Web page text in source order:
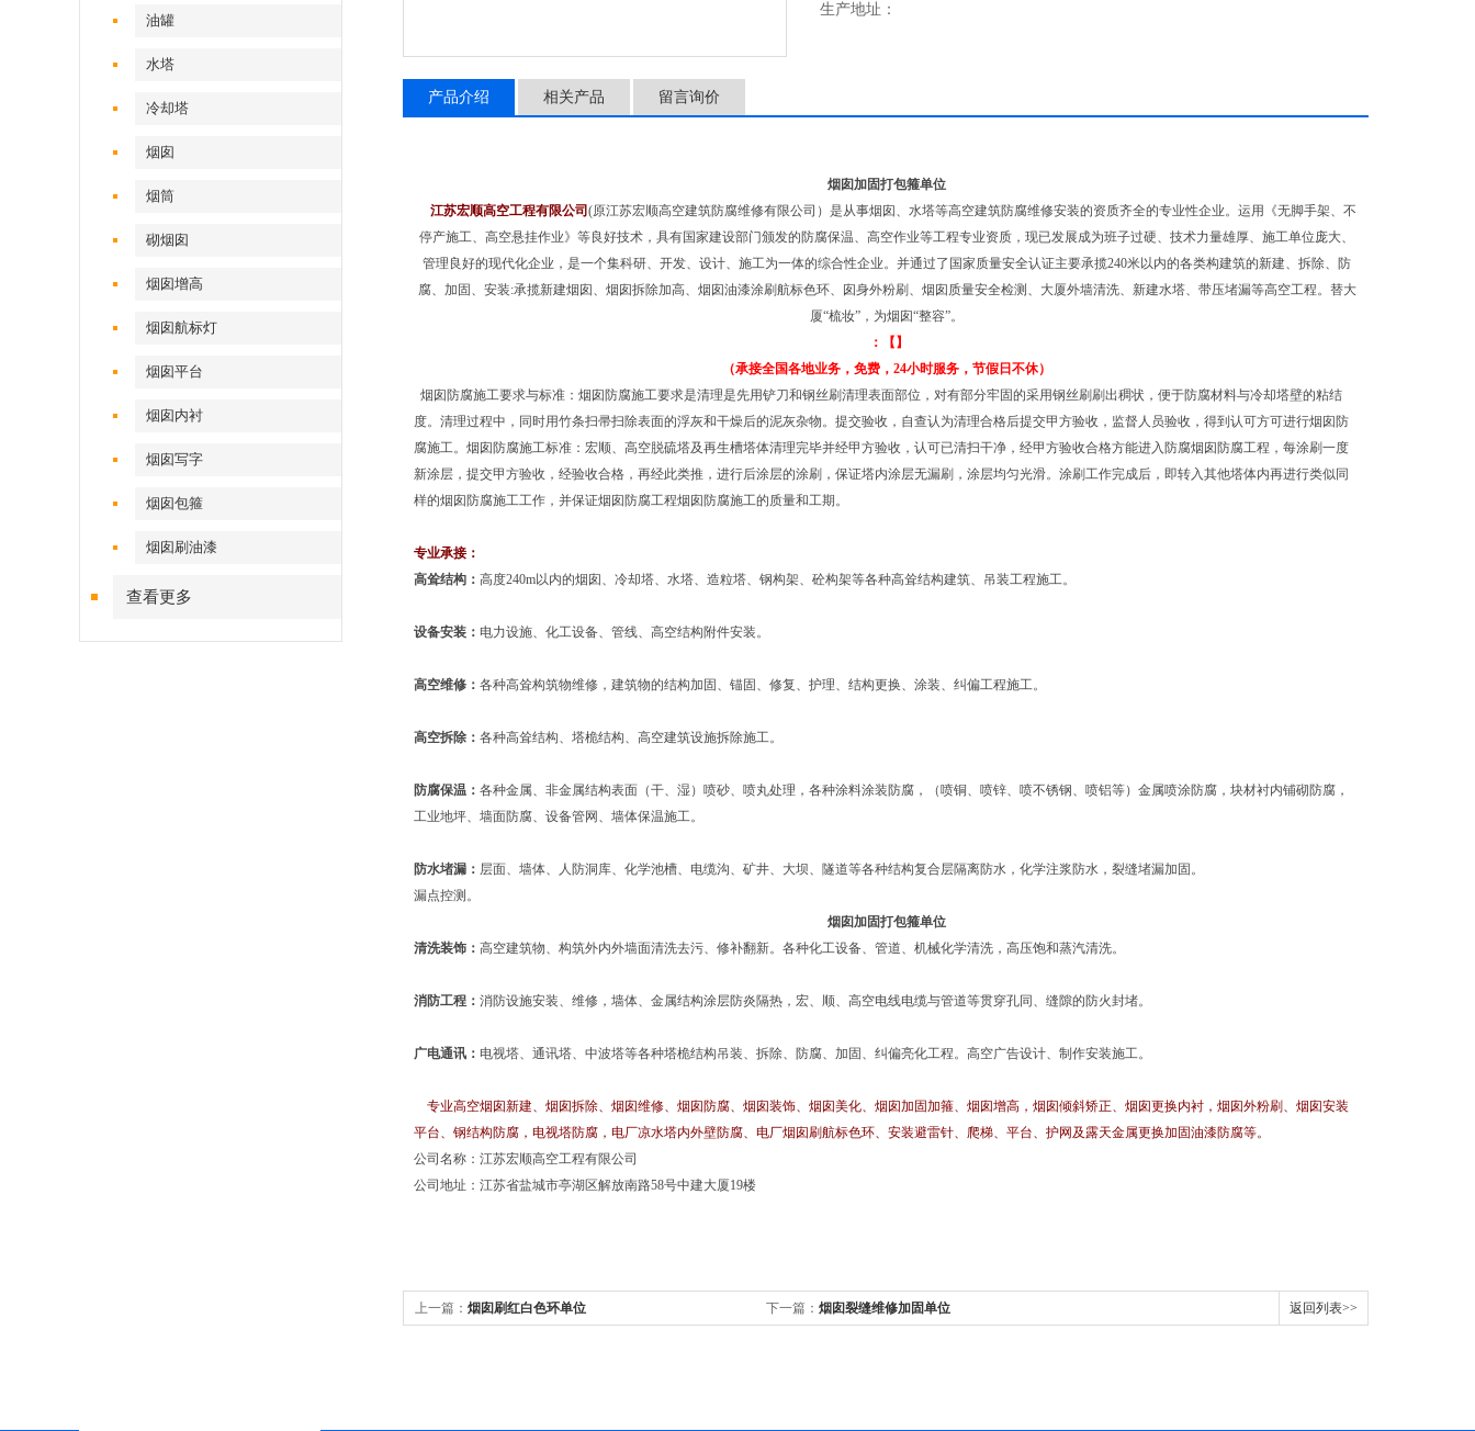
油罐
水塔
冷却塔
烟囱
烟筒
砌烟囱
烟囱增高
烟囱航标灯
烟囱平台
烟囱内衬
烟囱写字
烟囱包箍
烟囱刷油漆
查看更多
生产地址：
产品介绍 相关产品 留言询价
烟囱加固打包箍单位
江苏宏顺高空工程有限公司(原江苏宏顺高空建筑防腐维修有限公司）是从事烟囱、水塔等高空建筑防腐维修安装的资质齐全的专业性企业。运用《无脚手架、不
停产施工、高空悬挂作业》等良好技术，具有国家建设部门颁发的防腐保温、高空作业等工程专业资质，现已发展成为班子过硬、技术力量雄厚、施工单位庞大、
管理良好的现代化企业，是一个集科研、开发、设计、施工为一体的综合性企业。并通过了国家质量安全认证主要承揽240米以内的各类构建筑的新建、拆除、防
腐、加固、安装:承揽新建烟囱、烟囱拆除加高、烟囱油漆涂刷航标色环、囱身外粉刷、烟囱质量安全检测、大厦外墙清洗、新建水塔、带压堵漏等高空工程。替大
厦“梳妆”，为烟囱“整容”。
：【】
（承接全国各地业务，免费，24小时服务，节假日不休）
烟囱防腐施工要求与标准：烟囱防腐施工要求是清理是先用铲刀和钢丝刷清理表面部位，对有部分牢固的采用钢丝刷刷出稠状，便于防腐材料与冷却塔壁的粘结
度。清理过程中，同时用竹条扫帚扫除表面的浮灰和干燥后的泥灰杂物。提交验收，自查认为清理合格后提交甲方验收，监督人员验收，得到认可方可进行烟囱防
腐施工。烟囱防腐施工标准：宏顺、高空脱硫塔及再生槽塔体清理完毕并经甲方验收，认可已清扫干净，经甲方验收合格方能进入防腐烟囱防腐工程，每涂刷一度
新涂层，提交甲方验收，经验收合格，再经此类推，进行后涂层的涂刷，保证塔内涂层无漏刷，涂层均匀光滑。涂刷工作完成后，即转入其他塔体内再进行类似同
样的烟囱防腐施工工作，并保证烟囱防腐工程烟囱防腐施工的质量和工期。
专业承接：
高耸结构： 高度240m以内的烟囱、冷却塔、水塔、造粒塔、钢构架、砼构架等各种高耸结构建筑、吊装工程施工。
设备安装： 电力设施、化工设备、管线、高空结构附件安装。
高空维修： 各种高耸构筑物维修，建筑物的结构加固、锚固、修复、护理、结构更换、涂装、纠偏工程施工。
高空拆除： 各种高耸结构、塔桅结构、高空建筑设施拆除施工。
防腐保温： 各种金属、非金属结构表面（干、湿）喷砂、喷丸处理，各种涂料涂装防腐，（喷铜、喷锌、喷不锈钢、喷铝等）金属喷涂防腐，块材衬内铺砌防腐，
工业地坪、墙面防腐、设备管网、墙体保温施工。
防水堵漏： 层面、墙体、人防洞库、化学池槽、电缆沟、矿井、大坝、隧道等各种结构复合层隔离防水，化学注浆防水，裂缝堵漏加固。
漏点控测。
烟囱加固打包箍单位
清洗装饰： 高空建筑物、构筑外内外墙面清洗去污、修补翻新。各种化工设备、管道、机械化学清洗，高压饱和蒸汽清洗。
消防工程： 消防设施安装、维修，墙体、金属结构涂层防炎隔热，宏、顺、高空电线电缆与管道等贯穿孔同、缝隙的防火封堵。
广电通讯： 电视塔、通讯塔、中波塔等各种塔桅结构吊装、拆除、防腐、加固、纠偏亮化工程。高空广告设计、制作安装施工。
专业高空烟囱新建、烟囱拆除、烟囱维修、烟囱防腐、烟囱装饰、烟囱美化、烟囱加固加箍、烟囱增高，烟囱倾斜矫正、烟囱更换内衬，烟囱外粉刷、烟囱安装
平台、钢结构防腐，电视塔防腐，电厂凉水塔内外壁防腐、电厂烟囱刷航标色环、安装避雷针、爬梯、平台、护网及露天金属更换加固油漆防腐等。
公司名称：江苏宏顺高空工程有限公司
公司地址：江苏省盐城市亭湖区解放南路58号中建大厦19楼
上一篇： 烟囱刷红白色环单位 下一篇： 烟囱裂缝维修加固单位 返回列表>>